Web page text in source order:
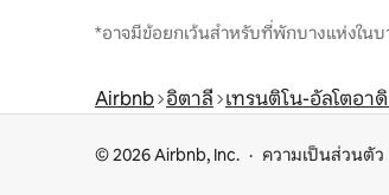
*อาจมีข้อยกเว้นสำหรับที่พักบางแห่งใน
Airbnb อิตาลี เทรนติโน-อัลโตอา
© 2026 Airbnb, Inc. ความเป็นส่วนตัว